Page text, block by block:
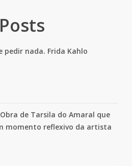
pedir nada. Frida Kahlo
de Tarsila do Amaral que
momento reflexivo da artista